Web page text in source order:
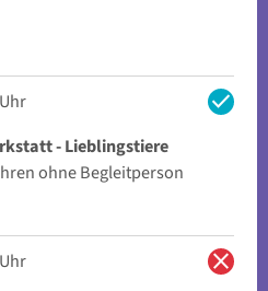
check
- Lieblingstiere
ohne Begleitperson
close